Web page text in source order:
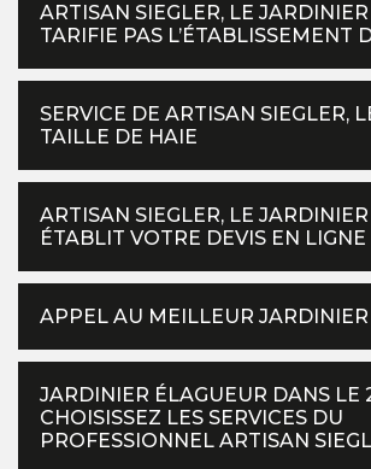
ARTISAN SIEGLER, LE
TARIFIE PAS L’ÉTABLISSEMENT
SERVICE DE ARTISAN SIEGLER,
TAILLE DE HAIE
ARTISAN SIEGLER, LE
ÉTABLIT VOTRE DEVIS EN LIGNE
APPEL AU MEILLEUR JARDINIER
JARDINIER ÉLAGUEUR DANS LE
CHOISISSEZ LES SERVICES DU
PROFESSIONNEL ARTISAN